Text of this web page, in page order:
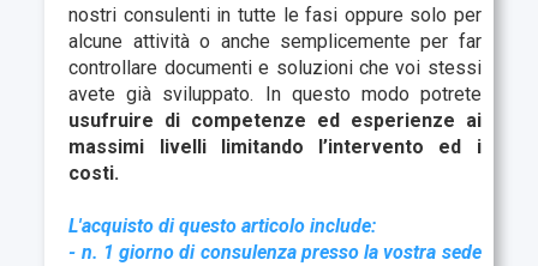
nostri consulenti in tutte le fasi oppure solo per
alcune attività o anche semplicemente per far
controllare documenti e soluzioni che voi stessi
avete già sviluppato. In questo modo potrete
usufruire di competenze ed esperienze ai
massimi livelli limitando l’intervento ed i
costi.
L'acquisto di questo articolo include:
- n. 1 giorno di consulenza presso la vostra sede